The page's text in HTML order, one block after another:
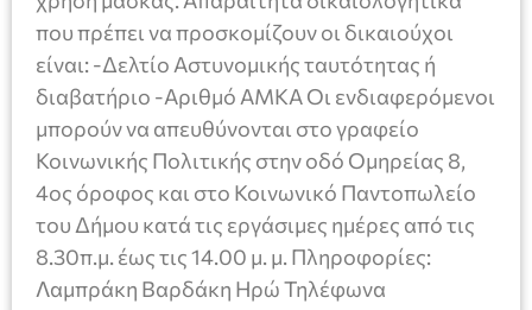
που πρέπει να προσκομίζουν οι δικαιούχοι
είναι: -Δελτίο Αστυνομικής ταυτότητας ή
διαβατήριο -Αριθμό ΑΜΚΑ Οι ενδιαφερόμενοι
μπορούν να απευθύνονται στο γραφείο
Κοινωνικής Πολιτικής στην οδό Ομηρείας 8,
4ος όροφος και στο Κοινωνικό Παντοπωλείο
του Δήμου κατά τις εργάσιμες ημέρες από τις
8.30π.μ. έως τις 14.00 μ. μ. Πληροφορίες:
Λαμπράκη Βαρδάκη Ηρώ Τηλέφωνα